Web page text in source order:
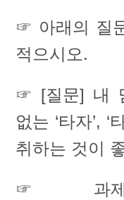
☞ 아래의 질
적으시오.
☞ [질문] 내
없는 ‘타자’,
취하는 것이
☞ 과